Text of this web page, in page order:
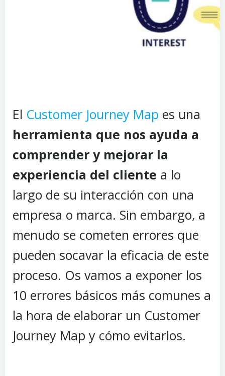
El Customer Journey Map es una
herramienta que nos ayuda a
comprender y mejorar la
experiencia del cliente a lo
largo de su interacción con una
empresa o marca. Sin embargo, a
menudo se cometen errores que
pueden socavar la eficacia de este
proceso. Os vamos a exponer los
10 errores básicos más comunes a
la hora de elaborar un Customer
Journey Map y cómo evitarlos.